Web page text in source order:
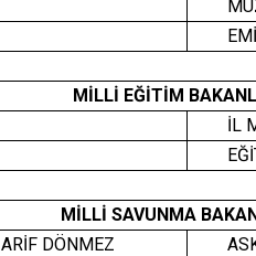
MİLLİ EĞİTİM
İL
MİLLİ SAVUNMA
DÖNMEZ